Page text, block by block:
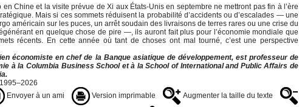
en Chine et la visite prévue de Xi aux États-Unis en septembre ne mettront pas fin à l’ère
Mais si ces sommets réduisent la probabilité d’accidents ou d’escalades — une
américain sur les puces, un arrêt soudain des livraisons de terres rares ou une crise du
en quelque chose de pire —, ils auront fait plus pour l’économie mondiale que
récents. En cette année où tant de choses ont mal tourné, c’est une perspective
économiste en chef de la Banque asiatique de développement, est professeur de
à la Columbia Business School et à la School of International and Public Affairs de
Envoyer à un ami Version imprimable
Augmenter la taille du texte